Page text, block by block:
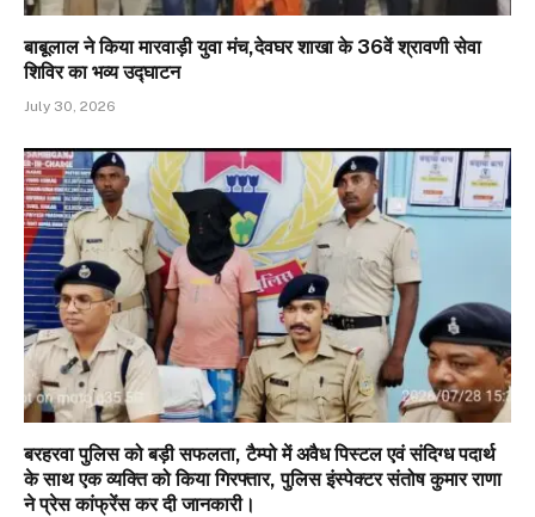
बाबूलाल ने किया मारवाड़ी युवा मंच,देवघर शाखा के 36वें श्रावणी सेवा
शिविर का भव्य उद्घाटन
July 30, 2026
बरहरवा पुलिस को बड़ी सफलता, टैम्पो में अवैध पिस्टल एवं संदिग्ध पदार्थ
के साथ एक व्यक्ति को किया गिरफ्तार, पुलिस इंस्पेक्टर संतोष कुमार राणा
ने प्रेस कांफ्रेंस कर दी जानकारी।